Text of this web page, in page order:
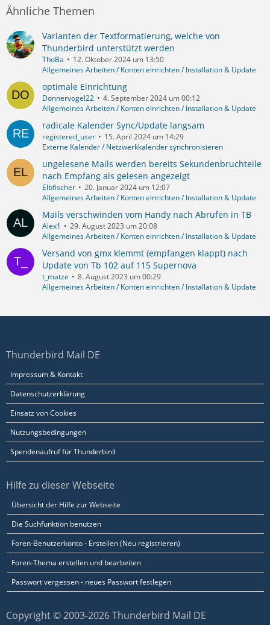
Ähnliche Themen
Varianten der Textformatierung, welche von
Thunderbird unterstützt werden
ThoBa
12. Oktober 2024 um 13:50
Allgemeines Arbeiten / Konten einrichten / Installation & Update
optimale Einrichtung
Donnervogel22
4. September 2024 um 00:12
Allgemeines Arbeiten / Konten einrichten / Installation & Update
radicale Kalender Sync/Update langsam
registered_user
15. April 2024 um 14:29
Externe Kalender / Netzwerkkalender synchronisieren
ungelesene Mails werden bereits Sekundenbruchteile
nach Empfang als gelesen angezeigt
Elbfischer
20. Januar 2024 um 12:07
Allgemeines Arbeiten / Konten einrichten / Installation & Update
Mails verschwinden vom Handy nach Abrufen in TB
Alex1
29. August 2023 um 20:08
Allgemeines Arbeiten / Konten einrichten / Installation & Update
Versand von gmx klemmt (empfangen klappt) nach
Update von Tb 102 auf 115 Supernova
t_matze
8. August 2023 um 00:29
Allgemeines Arbeiten / Konten einrichten / Installation & Update
Thunderbird Mail DE
Impressum & Kontakt
Datenschutzerklärung
Einsatz von Cookies
Nutzungsbedingungen
Spendenaufruf für Thunderbird
Hilfe zu dieser Webseite
Übersicht der Hilfe zur Webseite
Die Suchfunktion benutzen
Foren-Benutzerkonto - Erstellen (Neu registrieren)
Foren-Thema erstellen und bearbeiten
Passwort vergessen - neues Passwort festlegen
Copyright © 2003-2026 Thunderbird Mail DE